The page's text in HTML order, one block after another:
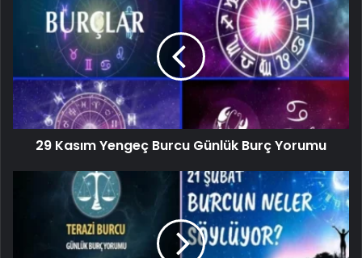
29 Kasım Yengeç Burcu Günlük Burç Yorumu